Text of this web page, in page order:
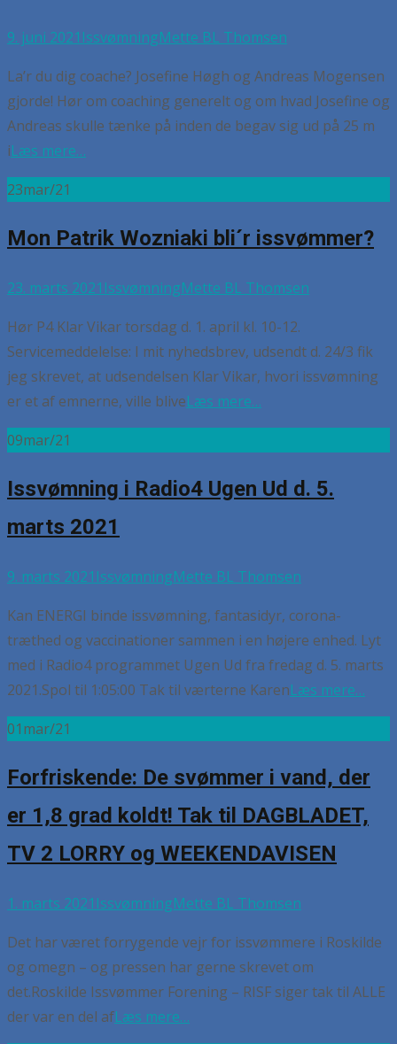
9. juni 2021 IssvømningMette BL Thomsen
La’r du dig coache? Josefine Høgh og Andreas Mogensen
gjorde! Hør om coaching generelt og om hvad Josefine og
Andreas skulle tænke på inden de begav sig ud på 25 m
iLæs mere…
23mar/21
Mon Patrik Wozniaki bli´r issvømmer?
23. marts 2021 IssvømningMette BL Thomsen
Hør P4 Klar Vikar torsdag d. 1. april kl. 10-12.
Servicemeddelelse: I mit nyhedsbrev, udsendt d. 24/3 fik
jeg skrevet, at udsendelsen Klar Vikar, hvori issvømning
er et af emnerne, ville bliveLæs mere…
09mar/21
Issvømning i Radio4 Ugen Ud d. 5.
marts 2021
9. marts 2021 IssvømningMette BL Thomsen
Kan ENERGI binde issvømning, fantasidyr, corona-
træthed og vaccinationer sammen i en højere enhed. Lyt
med i Radio4 programmet Ugen Ud fra fredag d. 5. marts
2021.Spol til 1:05:00 Tak til værterne KarenLæs mere…
01 mar/21
Forfriskende: De svømmer i vand, der
er 1,8 grad koldt! Tak til DAGBLADET,
TV 2 LORRY og WEEKENDAVISEN
1. marts 2021 IssvømningMette BL Thomsen
Det har været forrygende vejr for issvømmere i Roskilde
og omegn – og pressen har gerne skrevet om
det.Roskilde Issvømmer Forening – RISF siger tak til ALLE
der var en del afLæs mere…